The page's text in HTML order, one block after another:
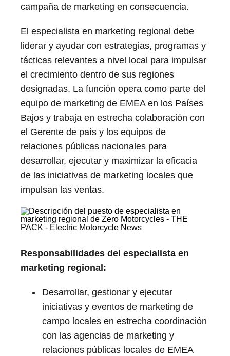
campaña de marketing en consecuencia.
El especialista en marketing regional debe
liderar y ayudar con estrategias, programas y
tácticas relevantes a nivel local para impulsar
el crecimiento dentro de sus regiones
designadas. La función opera como parte del
equipo de marketing de EMEA en los Países
Bajos y trabaja en estrecha colaboración con
el Gerente de país y los equipos de
relaciones públicas nacionales para
desarrollar, ejecutar y maximizar la eficacia
de las iniciativas de marketing locales que
impulsan las ventas.
Responsabilidades del especialista en
marketing regional:
Desarrollar, gestionar y ejecutar
iniciativas y eventos de marketing de
campo locales en estrecha coordinación
con las agencias de marketing y
relaciones públicas locales de EMEA